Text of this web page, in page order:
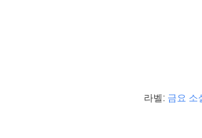
라벨: 금요 소